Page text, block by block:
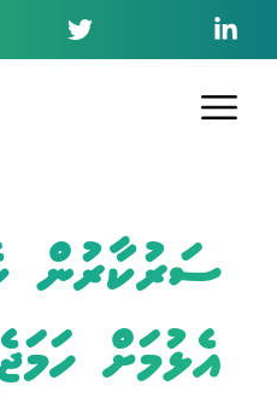
ސަރުކާރުން